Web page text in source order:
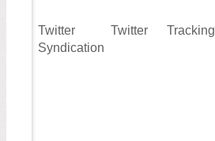
Twitter
Syndication
Twitter Tracking